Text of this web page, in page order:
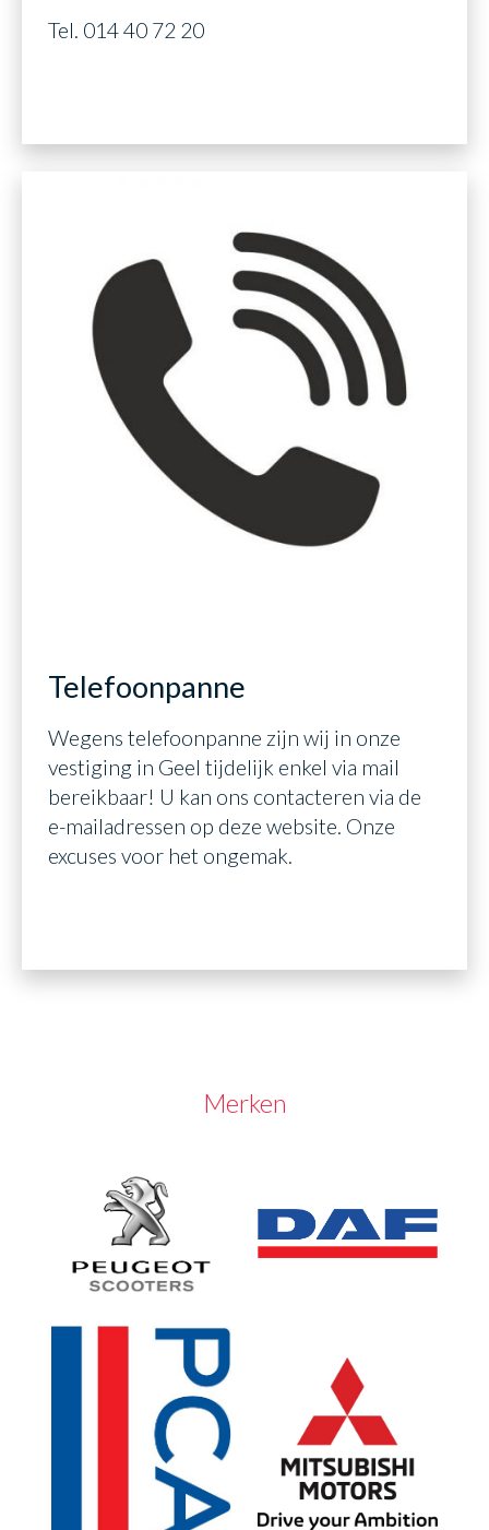
Tel. 014 40 72 20
Telefoonpanne
Wegens telefoonpanne zijn wij in onze
vestiging in Geel tijdelijk enkel via mail
bereikbaar! U kan ons contacteren via de
e-mailadressen op deze website. Onze
excuses voor het ongemak.
Merken